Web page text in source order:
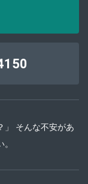
」 そんな不安があ